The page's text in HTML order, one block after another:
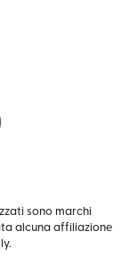
sono marchi
alcuna affiliazione